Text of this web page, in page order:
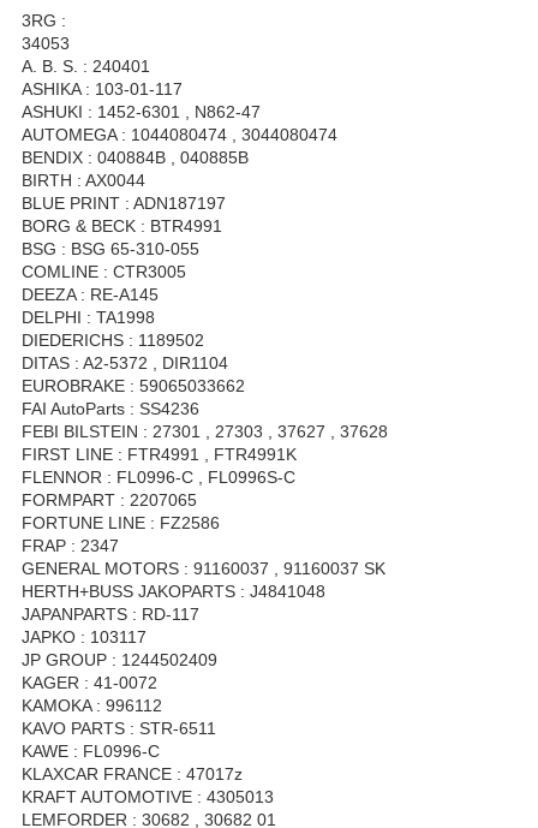
3RG :
34053
A. B. S. : 240401
ASHIKA : 103-01-117
ASHUKI : 1452-6301 , N862-47
AUTOMEGA : 1044080474 , 3044080474
BENDIX : 040884B , 040885B
BIRTH : AX0044
BLUE PRINT : ADN187197
BORG & BECK : BTR4991
BSG : BSG 65-310-055
COMLINE : CTR3005
DEEZA : RE-A145
DELPHI : TA1998
DIEDERICHS : 1189502
DITAS : A2-5372 , DIR1104
EUROBRAKE : 59065033662
FAI AutoParts : SS4236
FEBI BILSTEIN : 27301 , 27303 , 37627 , 37628
FIRST LINE : FTR4991 , FTR4991K
FLENNOR : FL0996-C , FL0996S-C
FORMPART : 2207065
FORTUNE LINE : FZ2586
FRAP : 2347
GENERAL MOTORS : 91160037 , 91160037 SK
HERTH+BUSS JAKOPARTS : J4841048
JAPANPARTS : RD-117
JAPKO : 103117
JP GROUP : 1244502409
KAGER : 41-0072
KAMOKA : 996112
KAVO PARTS : STR-6511
KAWE : FL0996-C
KLAXCAR FRANCE : 47017z
KRAFT AUTOMOTIVE : 4305013
LEMFORDER : 30682 , 30682 01